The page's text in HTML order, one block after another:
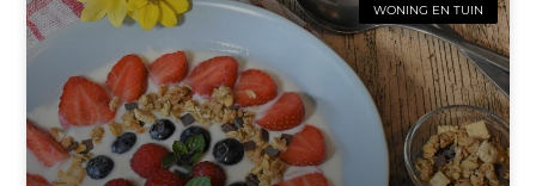
WONING EN TUIN